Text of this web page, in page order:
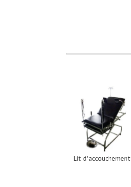
Lit d’accouchement